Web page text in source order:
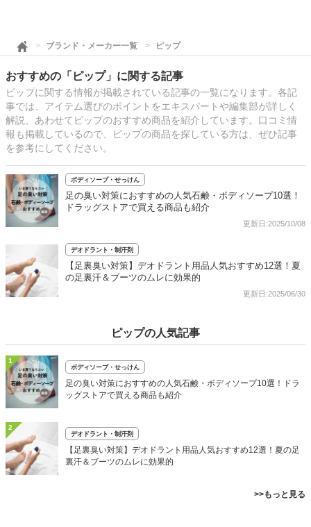
ブランド・メーカー一覧 ピップ
おすすめの「ピップ」に関する記事
ピップに関する情報が掲載されている記事の一覧になります。各記
事では、アイテム選びのポイントをエキスパートや編集部が詳しく
解説、あわせてピップのおすすめ商品を紹介しています。口コミ情
報も掲載しているので、ピップの商品を探している方は、ぜひ記事
を参考にしてください。
ボディソープ・せっけん
足の臭い対策におすすめの人気石鹸・ボディソープ10選！
ドラッグストアで買える商品も紹介
更新日:2025/10/08
デオドラント・制汗剤
【足裏臭い対策】デオドラント用品人気おすすめ12選！夏
の足裏汗＆ブーツのムレに効果的
更新日:2025/06/30
ピップの人気記事
1
ボディソープ・せっけん
足の臭い対策におすすめの人気石鹸・ボディソープ10選！ドラ
ッグストアで買える商品も紹介
2
デオドラント・制汗剤
【足裏臭い対策】デオドラント用品人気おすすめ12選！夏の足
裏汗＆ブーツのムレに効果的
>>もっと見る